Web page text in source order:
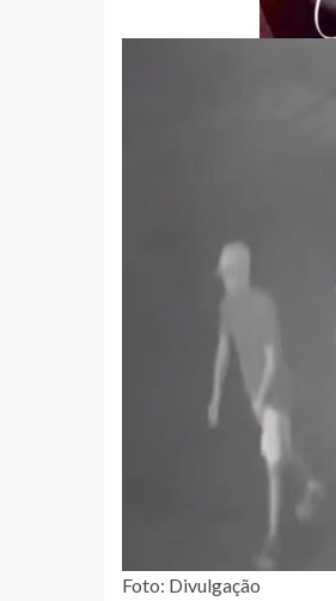
Foto: Divulgação